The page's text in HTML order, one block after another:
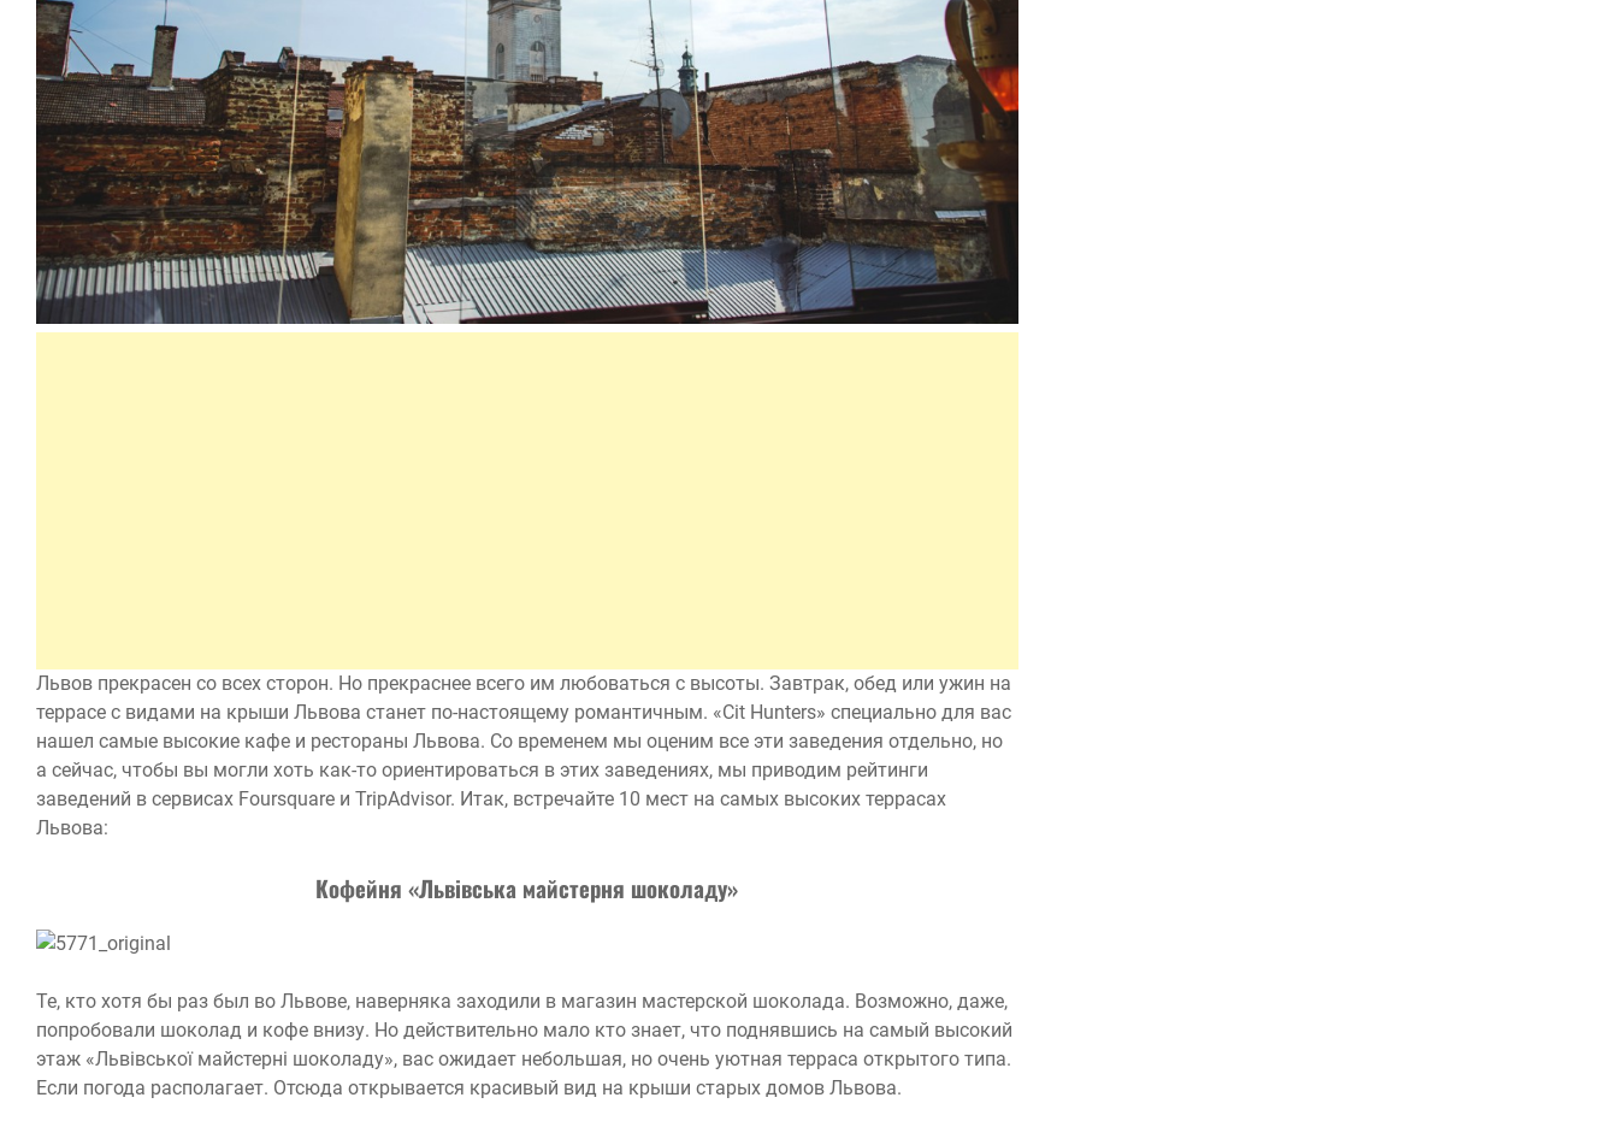
Львов прекрасен со всех сторон. Но прекраснее всего им любоваться с высоты. Завтрак, обед или ужин на
террасе с видами на крыши Львова станет по-настоящему романтичным. «Cit Hunters» специально для вас
нашел самые высокие кафе и рестораны Львова. Со временем мы оценим все эти заведения отдельно, но
а сейчас, чтобы вы могли хоть как-то ориентироваться в этих заведениях, мы приводим рейтинги
заведений в сервисах Foursquare и TripAdvisor. Итак, встречайте 10 мест на самых высоких террасах
Львова:
Кофейня «Львівська майстерня шоколаду»
Те, кто хотя бы раз был во Львове, наверняка заходили в магазин мастерской шоколада. Возможно, даже,
попробовали шоколад и кофе внизу. Но действительно мало кто знает, что поднявшись на самый высокий
этаж «Львівської майстерні шоколаду», вас ожидает небольшая, но очень уютная терраса открытого типа.
Если погода располагает. Отсюда открывается красивый вид на крыши старых домов Львова.